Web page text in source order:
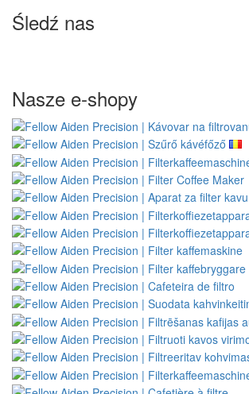
Śledź nas
Nasze e-shopy